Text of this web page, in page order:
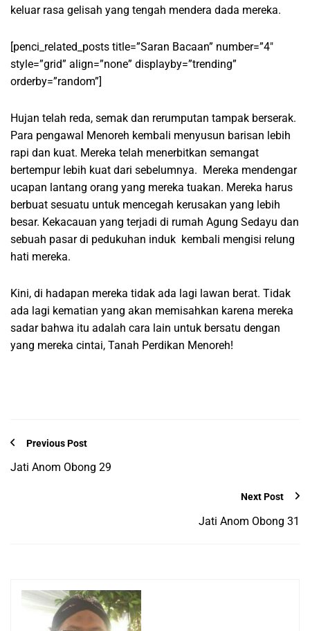
keluar rasa gelisah yang tengah mendera dada mereka.
[penci_related_posts title=”Saran Bacaan” number=”4″
style=”grid” align=”none” displayby=”trending”
orderby=”random”]
Hujan telah reda, semak dan rerumputan tampak berserak.
Para pengawal Menoreh kembali menyusun barisan lebih
rapi dan kuat. Mereka telah menerbitkan semangat
bertempur lebih kuat dari sebelumnya. Mereka mendengar
ucapan lantang orang yang mereka tuakan. Mereka harus
berbuat sesuatu untuk mencegah kerusakan yang lebih
besar. Kekacauan yang terjadi di rumah Agung Sedayu dan
sebuah pasar di pedukuhan induk kembali mengisi relung
hati mereka.
Kini, di hadapan mereka tidak ada lagi lawan berat. Tidak
ada lagi kematian yang akan memisahkan karena mereka
sadar bahwa itu adalah cara lain untuk bersatu dengan
yang mereka cintai, Tanah Perdikan Menoreh!
Previous Post
Jati Anom Obong 29
Next Post
Jati Anom Obong 31